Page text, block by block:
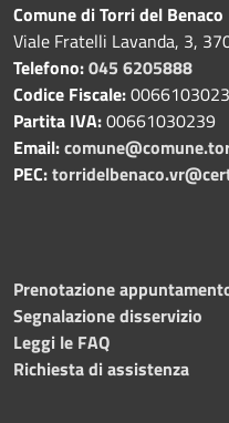
Comune di Torri del Benaco
Viale Fratelli Lavanda, 3,
Telefono:045 6205888
Codice Fiscale:
Partita IVA:00661030239
Email:
PEC:
Prenotazione
Segnalazione disservizio
Leggi le FAQ
Richiesta di assistenza